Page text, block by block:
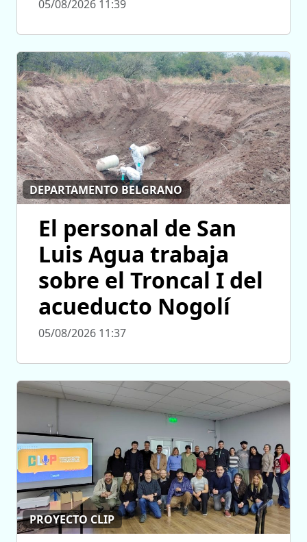
05/08/2026 11:39
DEPARTAMENTO BELGRANO
El personal de San
Luis Agua trabaja
sobre el Troncal I del
acueducto Nogolí
05/08/2026 11:37
PROYECTO CLIP